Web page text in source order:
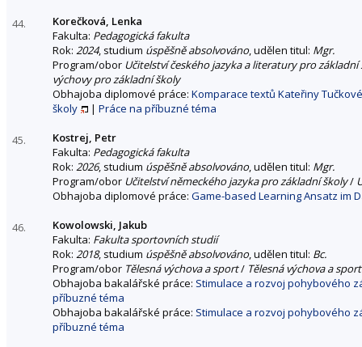
44.
Korečková, Lenka
Fakulta: Pedagogická fakulta
Rok: 2024, studium úspěšně absolvováno, udělen titul: Mgr.
Program/obor Učitelství českého jazyka a literatury pro základní
výchovy pro základní školy
Obhajoba diplomové práce: Komparace textů Kateřiny
školy
| Práce na příbuzné téma
45.
Kostrej, Petr
Fakulta: Pedagogická fakulta
Rok: 2026, studium úspěšně absolvováno, udělen titul: Mgr.
Program/obor Učitelství německého jazyka pro základní školy/
Obhajoba diplomové práce: Game-based Learning Ansatz im
46.
Kowolowski, Jakub
Fakulta: Fakulta sportovních studií
Rok: 2018, studium úspěšně absolvováno, udělen titul: Bc.
Program/obor Tělesná výchova a sport/ Tělesná výchova a sport
Obhajoba bakalářské práce: Stimulace a rozvoj pohybového
příbuzné téma
Obhajoba bakalářské práce: Stimulace a rozvoj pohybového
příbuzné téma